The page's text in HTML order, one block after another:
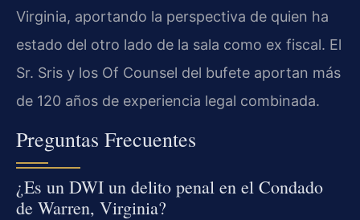
Virginia, aportando la perspectiva de quien ha
estado del otro lado de la sala como ex fiscal. El
Sr. Sris y los Of Counsel del bufete aportan más
de 120 años de experiencia legal combinada.
Preguntas Frecuentes
¿Es un DWI un delito penal en el Condado
de Warren, Virginia?